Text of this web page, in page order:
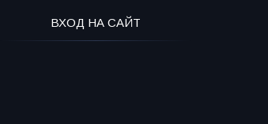
ВХОД НА САЙТ